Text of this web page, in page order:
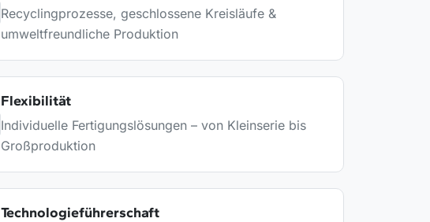
Recyclingprozesse, geschlossene Kreisläufe &
umweltfreundliche Produktion
Flexibilität
Individuelle Fertigungslösungen – von Kleinserie bis
Großproduktion
Technologieführerschaft